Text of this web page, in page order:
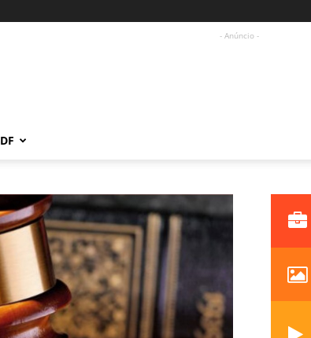
- Anúncio -